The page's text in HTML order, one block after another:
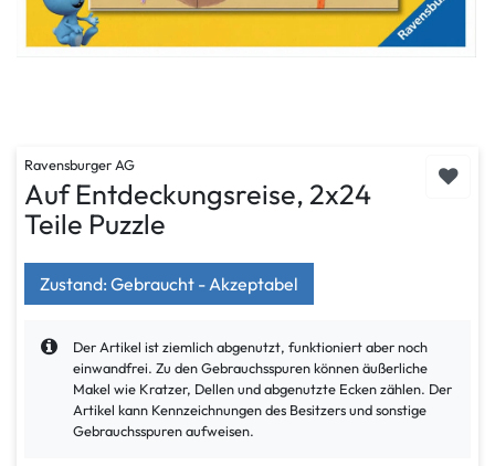
Ravensburger AG
Auf Entdeckungsreise, 2x24
Teile Puzzle
Zustand: Gebraucht - Akzeptabel
Der Artikel ist ziemlich abgenutzt, funktioniert aber noch
einwandfrei. Zu den Gebrauchsspuren können äußerliche
Makel wie Kratzer, Dellen und abgenutzte Ecken zählen. Der
Artikel kann Kennzeichnungen des Besitzers und sonstige
Gebrauchsspuren aufweisen.